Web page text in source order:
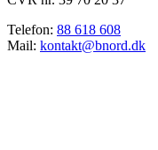
Telefon: 88 618 608
Mail: kontakt@bnord.dk